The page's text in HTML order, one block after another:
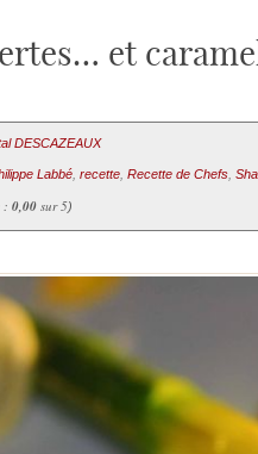
et
DESCAZEAUX
Labbé, recette, Recette de Chefs,
: 0,00sur 5)